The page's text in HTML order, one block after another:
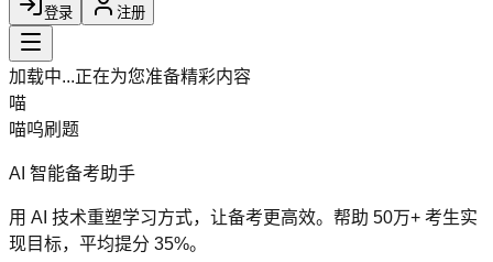
登录 注册
加载中...正在为您准备精彩内容
喵
喵呜刷题
AI 智能备考助手
用 AI 技术重塑学习方式，让备考更高效。帮助 50万+ 考生实
现目标，平均提分 35%。